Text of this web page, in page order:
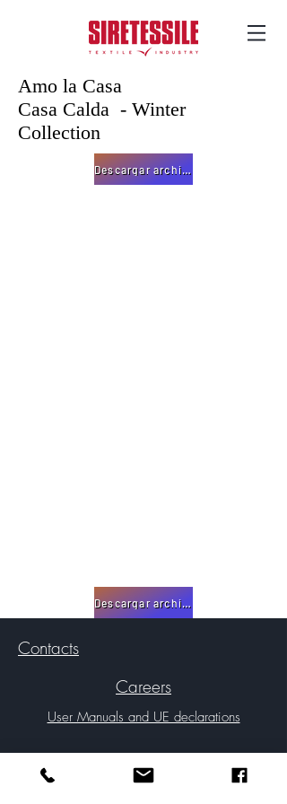
Amo la Casa
Casa Calda - Winter
Collection
Contacts
Careers
User Manuals and UE declarations
Privacy Policy